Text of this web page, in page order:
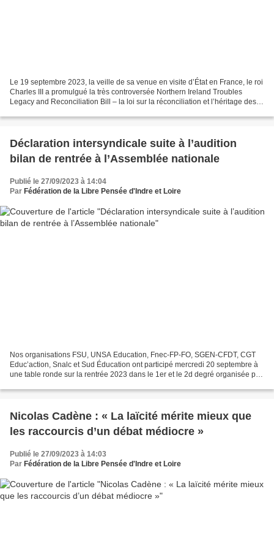
Le 19 septembre 2023, la veille de sa venue en visite d’État en France, le roi
Charles III a promulgué la très controversée Northern Ireland Troubles
Legacy and Reconciliation Bill – la loi sur la réconciliation et l’héritage des
Déclaration intersyndicale suite à l’audition
bilan de rentrée à l’Assemblée nationale
Publié le 27/09/2023 à 14:04
Par Fédération de la Libre Pensée d'Indre et Loire
Nos organisations FSU, UNSA Education, Fnec-FP-FO, SGEN-CFDT, CGT
Educ’action, Snalc et Sud Éducation ont participé mercredi 20 septembre à
une table ronde sur la rentrée 2023 dans le 1er et le 2d degré organisée par
Nicolas Cadène : « La laïcité mérite mieux que
les raccourcis d’un débat médiocre »
Publié le 27/09/2023 à 14:03
Par Fédération de la Libre Pensée d'Indre et Loire